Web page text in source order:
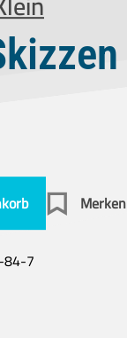
Merken
7